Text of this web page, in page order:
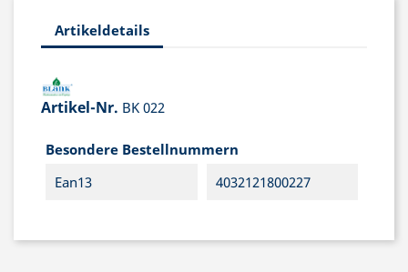
Artikeldetails
Artikel-Nr. BK 022
Besondere Bestellnummern
Ean13
4032121800227